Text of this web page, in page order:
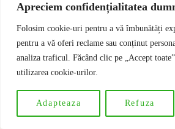
Apreciem confidențialitatea
Folosim cookie-uri pentru a vă îmbunătăți
pentru a vă oferi reclame sau conținut
analiza traficul. Făcând clic pe „Accept
utilizarea cookie-urilor.
Adapteaza Refuza